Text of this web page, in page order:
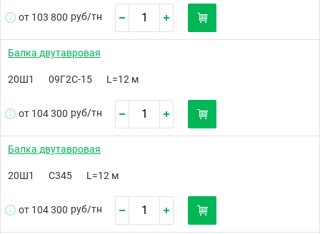
от 103 800 руб/тн
Балка двутавровая
20Ш1 09Г2С-15 L=12 м
от 104 300 руб/тн
Балка двутавровая
20Ш1 С345 L=12 м
от 104 300 руб/тн